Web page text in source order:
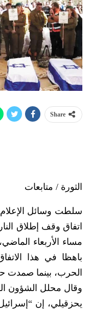
Share
الثورة / متابعات
سلطت وسائل
اتفاق وقف إطلاق
مساء الأربعاء
باهظا في هذا
الحرب، بينما
يحزقيلي، إن